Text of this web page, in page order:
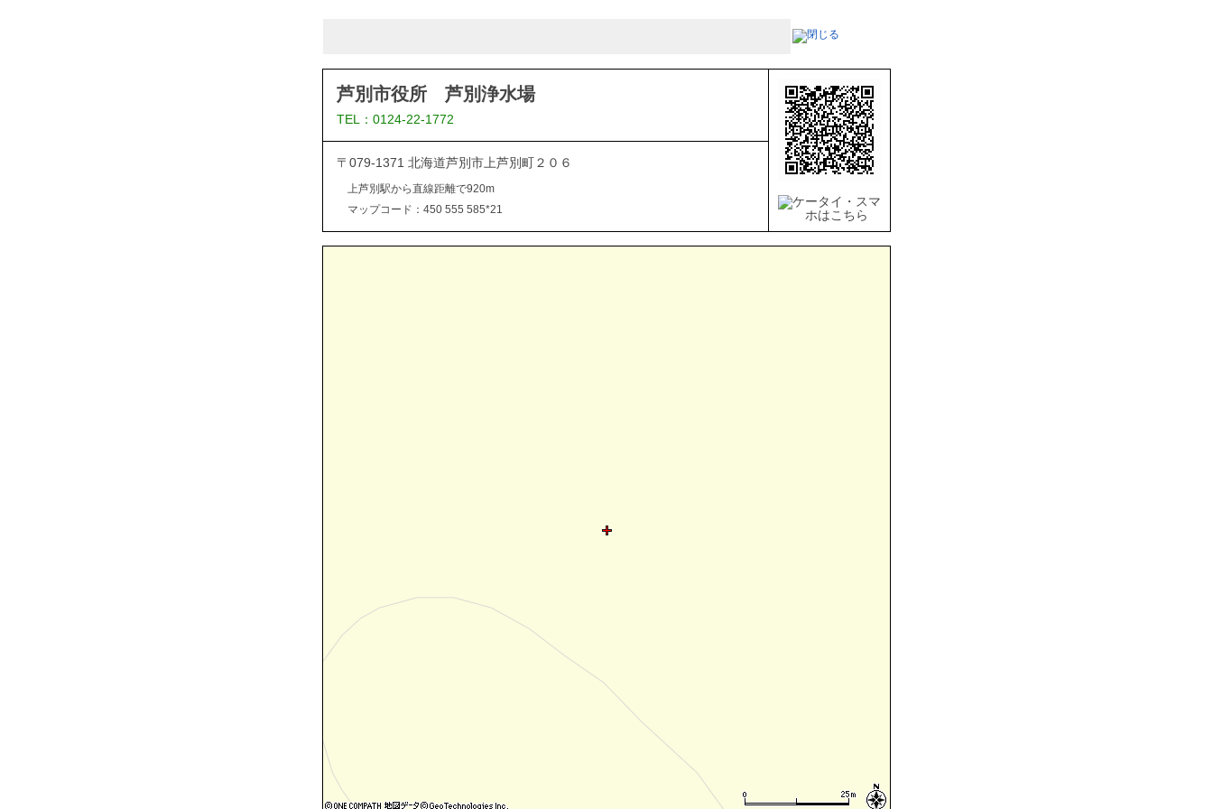
芦別市役所 芦別浄水場
TEL：0124-22-1772
〒079-1371 北海道芦別市上芦別町２０６
上芦別駅から直線距離で920m
マップコード：450 555 585*21